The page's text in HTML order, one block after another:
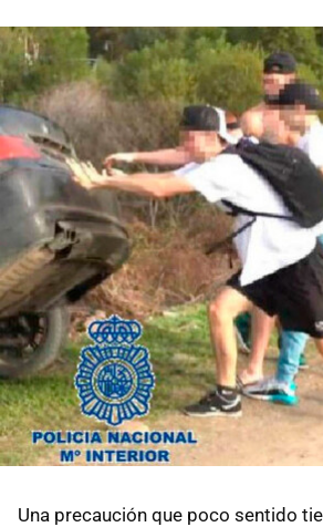
Una precaución que poco sentido